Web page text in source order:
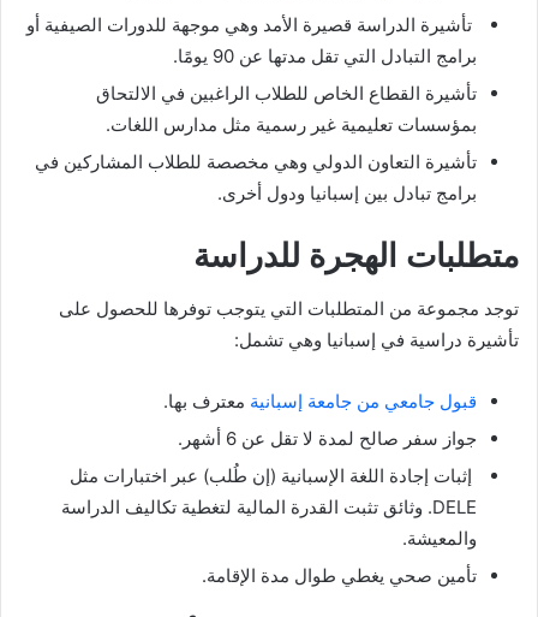
تأشيرة الدراسة قصيرة الأمد وهي موجهة للدورات الصيفية أو
برامج التبادل التي تقل مدتها عن 90 يومًا.
تأشيرة القطاع الخاص للطلاب الراغبين في الالتحاق
بمؤسسات تعليمية غير رسمية مثل مدارس اللغات.
تأشيرة التعاون الدولي وهي مخصصة للطلاب المشاركين في
برامج تبادل بين إسبانيا ودول أخرى.
متطلبات الهجرة للدراسة
توجد مجموعة من المتطلبات التي يتوجب توفرها للحصول على
تأشيرة دراسية في إسبانيا وهي تشمل:
قبول جامعي من جامعة إسبانية معترف بها.
جواز سفر صالح لمدة لا تقل عن 6 أشهر.
إثبات إجادة اللغة الإسبانية (إن طُلب) عبر اختبارات مثل
DELE. وثائق تثبت القدرة المالية لتغطية تكاليف الدراسة
والمعيشة.
تأمين صحي يغطي طوال مدة الإقامة.